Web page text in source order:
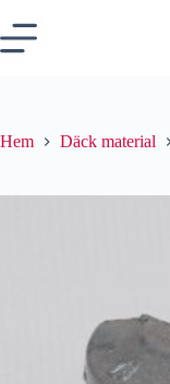
Hem Däck material